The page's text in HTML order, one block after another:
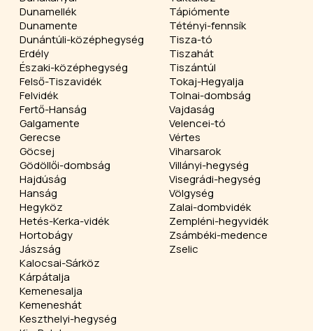
Dunamellék
Dunamente
Dunántúli-középhegység
Erdély
Északi-középhegység
Felső-Tiszavidék
Felvidék
Fertő-Hanság
Galgamente
Gerecse
Göcsej
Gödöllői-dombság
Hajdúság
Hanság
Hegyköz
Hetés-Kerka-vidék
Hortobágy
Jászság
Kalocsai-Sárköz
Kárpátalja
Kemenesalja
Kemeneshát
Keszthelyi-hegység
Tápiómente
Tétényi-fennsík
Tisza-tó
Tiszahát
Tiszántúl
Tokaj-Hegyalja
Tolnai-dombság
Vajdaság
Velencei-tó
Vértes
Viharsarok
Villányi-hegység
Visegrádi-hegység
Völgység
Zalai-dombvidék
Zempléni-hegyvidék
Zsámbéki-medence
Zselic